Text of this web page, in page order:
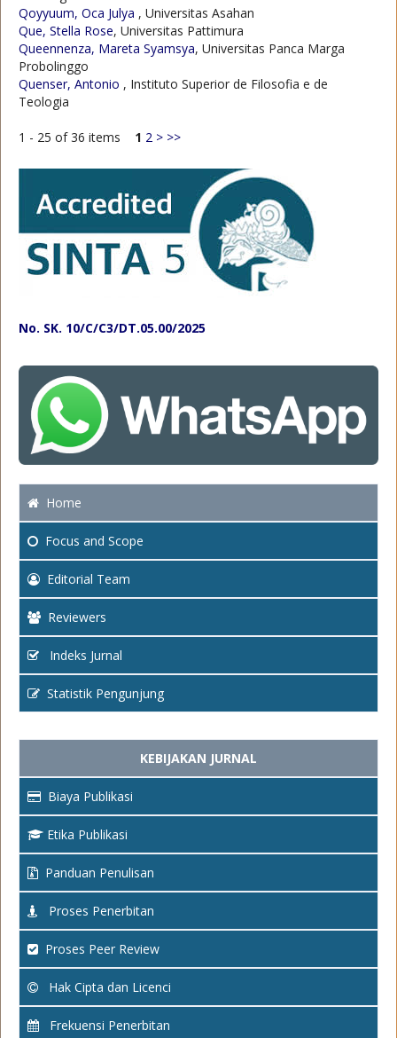
Qoyyuum, Oca Julya , Universitas Asahan
Que, Stella Rose, Universitas Pattimura
Queennenza, Mareta Syamsya, Universitas Panca Marga
Probolinggo
Quenser, Antonio , Instituto Superior de Filosofia e de
Teologia
1 - 25 of 36 items 1 2 > >>
No. SK. 10/C/C3/DT.05.00/2025
Home
Focus and Scope
Editorial Team
Reviewers
Indeks Jurnal
Statistik Pengunjung
KEBIJAKAN JURNAL
Biaya Publikasi
Etika Publikasi
Panduan Penulisan
Proses Penerbitan
Proses Peer Review
Hak Cipta dan Licenci
Frekuensi Penerbitan